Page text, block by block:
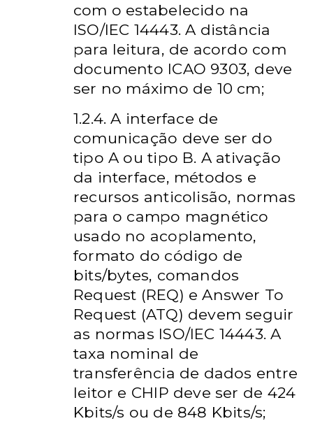
com o estabelecido na
ISO/IEC 14443. A distância
para leitura, de acordo com
documento ICAO 9303, deve
ser no máximo de 10 cm;
1.2.4. A interface de
comunicação deve ser do
tipo A ou tipo B. A ativação
da interface, métodos e
recursos anticolisão, normas
para o campo magnético
usado no acoplamento,
formato do código de
bits/bytes, comandos
Request (REQ) e Answer To
Request (ATQ) devem seguir
as normas ISO/IEC 14443. A
taxa nominal de
transferência de dados entre
leitor e CHIP deve ser de 424
Kbits/s ou de 848 Kbits/s;